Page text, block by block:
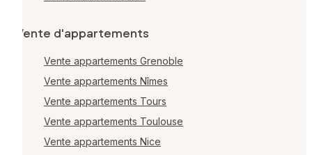
Vente d'appartements
Vente appartements Grenoble
Vente appartements Nîmes
Vente appartements Tours
Vente appartements Toulouse
Vente appartements Nice